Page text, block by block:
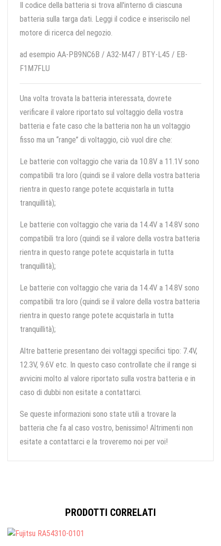
Il codice della batteria si trova all'interno di ciascuna
batteria sulla targa dati. Leggi il codice e inseriscilo nel
motore di ricerca del negozio.
ad esempio AA-PB9NC6B / A32-M47 / BTY-L45 / EB-
F1M7FLU
Una volta trovata la batteria interessata, dovrete
verificare il valore riportato sul voltaggio della vostra
batteria e fate caso che la batteria non ha un voltaggio
fisso ma un “range” di voltaggio, ciò vuol dire che:
Le batterie con voltaggio che varia da 10.8V a 11.1V sono
compatibili tra loro (quindi se il valore della vostra batteria
rientra in questo range potete acquistarla in tutta
tranquillità);
Le batterie con voltaggio che varia da 14.4V a 14.8V sono
compatibili tra loro (quindi se il valore della vostra batteria
rientra in questo range potete acquistarla in tutta
tranquillità);
Le batterie con voltaggio che varia da 14.4V a 14.8V sono
compatibili tra loro (quindi se il valore della vostra batteria
rientra in questo range potete acquistarla in tutta
tranquillità);
Altre batterie presentano dei voltaggi specifici tipo: 7.4V,
12.3V, 9.6V etc. In questo caso controllate che il range si
avvicini molto al valore riportato sulla vostra batteria e in
caso di dubbi non esitate a contattarci.
Se queste informazioni sono state utili a trovare la
batteria che fa al caso vostro, benissimo! Altrimenti non
esitate a contattarci e la troveremo noi per voi!
PRODOTTI CORRELATI